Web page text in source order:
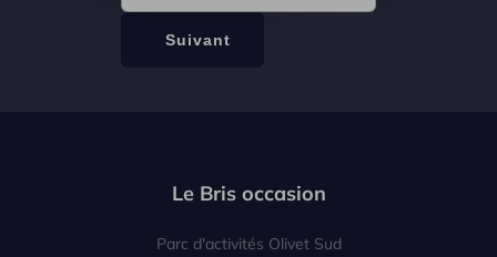
Le Bris occasion
Parc d'activités Olivet Sud